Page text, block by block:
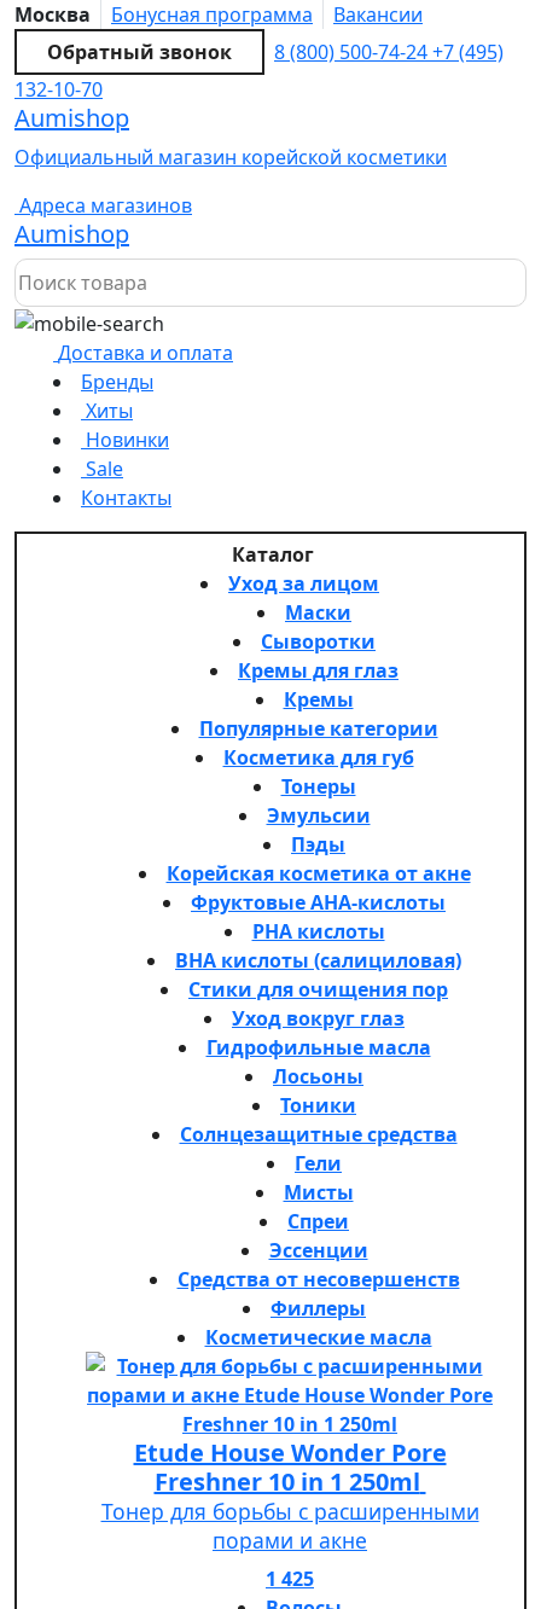
Москва Бонусная программа
Вакансии
Обратный звонок
8 (800) 500-74-24+7 (495)
132-10-70
Aumishop
Официальный магазин корейской косметики
Адреса магазинов
Aumishop
Доставка и оплата
Бренды
Хиты
Новинки
Sale
Контакты
Каталог
Уход за лицом
Маски
Сыворотки
Кремы для глаз
Кремы
Популярные категории
Косметика для губ
Тонеры
Эмульсии
Пэды
Корейская косметика от акне
Фруктовые AHA-кислоты
PHA кислоты
BHA кислоты (салициловая)
Стики для очищения пор
Уход вокруг глаз
Гидрофильные масла
Лосьоны
Тоники
Солнцезащитные средства
Гели
Мисты
Спреи
Эссенции
Средства от несовершенств
Филлеры
Косметические масла
Etude House Wonder Pore
Freshner 10 in 1 250ml
Тонер для борьбы с расширенными
порами и акне
1 425